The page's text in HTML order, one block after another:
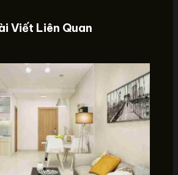
Viết Liên Quan